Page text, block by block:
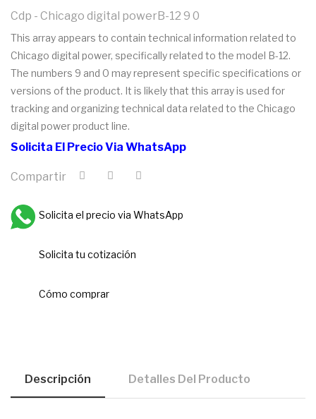
Cdp - Chicago digital powerB-12 9 0
This array appears to contain technical information related to
Chicago digital power, specifically related to the model B-12.
The numbers 9 and 0 may represent specific specifications or
versions of the product. It is likely that this array is used for
tracking and organizing technical data related to the Chicago
digital power product line.
Solicita El Precio Via WhatsApp
Compartir
Solicita el precio via WhatsApp
Solicita tu cotización
Cómo comprar
Descripción Detalles Del Producto